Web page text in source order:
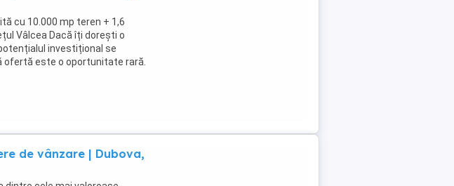
cu 10.000 mp teren + 1,6
Vâlcea Dacă îți dorești o
investițional se
este o oportunitate rară.
de vânzare | Dubova,